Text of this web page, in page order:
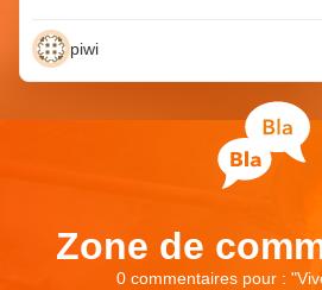
piwi
Zone de
0 commentaires pour : "